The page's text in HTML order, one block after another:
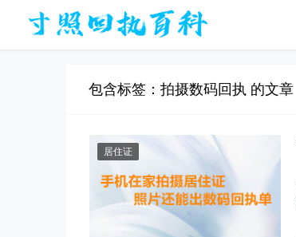
包含标签：拍摄数码回执 的文章
居住证